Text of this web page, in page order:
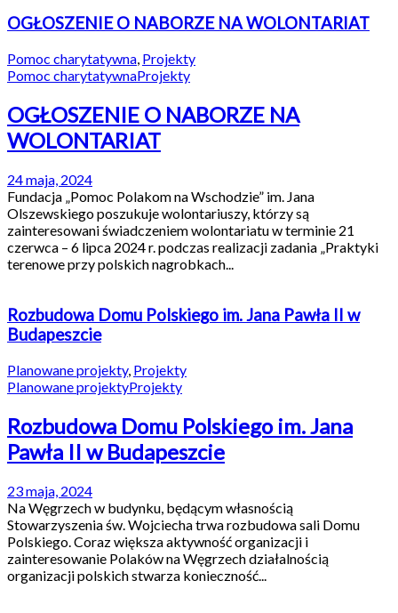
OGŁOSZENIE O NABORZE NA WOLONTARIAT
Pomoc charytatywna Projekty
Pomoc charytatywnaProjekty
OGŁOSZENIE O NABORZE NA
WOLONTARIAT
24 maja, 2024
Fundacja „Pomoc Polakom na Wschodzie” im. Jana
Olszewskiego poszukuje wolontariuszy, którzy są
zainteresowani świadczeniem wolontariatu w terminie 21
czerwca – 6 lipca 2024 r. podczas realizacji zadania „Praktyki
terenowe przy polskich nagrobkach...
Rozbudowa Domu Polskiego im. Jana Pawła II w
Budapeszcie
Planowane projekty, Projekty
Planowane projektyProjekty
Rozbudowa Domu Polskiego im. Jana
Pawła II w Budapeszcie
23 maja, 2024
Na Węgrzech w budynku, będącym własnością
Stowarzyszenia św. Wojciecha trwa rozbudowa sali Domu
Polskiego. Coraz większa aktywność organizacji i
zainteresowanie Polaków na Węgrzech działalnością
organizacji polskich stwarza konieczność...